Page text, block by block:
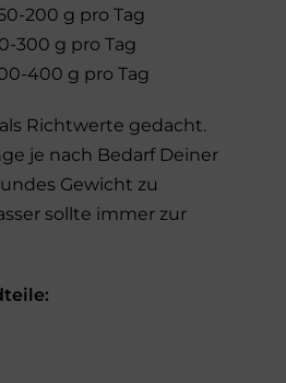
200 g pro Tag
300 g pro Tag
400 g pro Tag
Richtwerte gedacht.
je nach Bedarf Deiner
Gewicht zu
sollte immer zur